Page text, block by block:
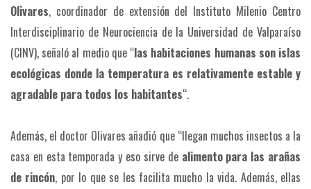
Olivares, coordinador de extensión del Instituto Milenio Centro
Interdisciplinario de Neurociencia de la Universidad de Valparaíso
(CINV), señaló al medio que “las habitaciones humanas son islas
ecológicas donde la temperatura es relativamente estable y
agradable para todos los habitantes“.
Además, el doctor Olivares añadió que “llegan muchos insectos a la
casa en esta temporada y eso sirve de alimento para las arañas
de rincón, por lo que se les facilita mucho la vida. Además, ellas